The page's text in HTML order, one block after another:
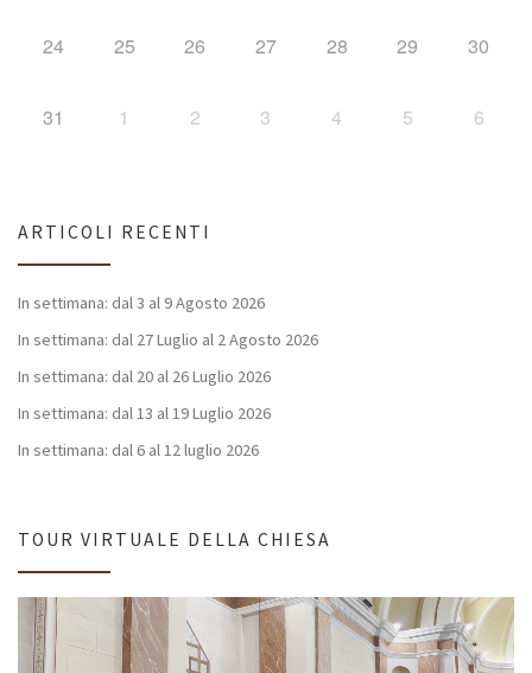
24 25 26 27 28 29 30
31 1 2 3 4 5 6
ARTICOLI RECENTI
In settimana: dal 3 al 9 Agosto 2026
In settimana: dal 27 Luglio al 2 Agosto 2026
In settimana: dal 20 al 26 Luglio 2026
In settimana: dal 13 al 19 Luglio 2026
In settimana: dal 6 al 12 luglio 2026
TOUR VIRTUALE DELLA CHIESA
Video
Player